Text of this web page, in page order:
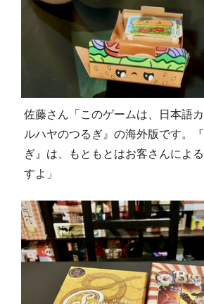
佐藤さん「このゲームは、日本語
ルハヤのつるぎ』の海外版です。
ぎ』は、もともとはお客さんによ
すよ」